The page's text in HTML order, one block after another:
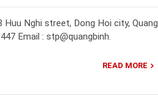
Nghi street, Dong Hoi city, Quang
Email : stp@quangbinh.
READ MORE